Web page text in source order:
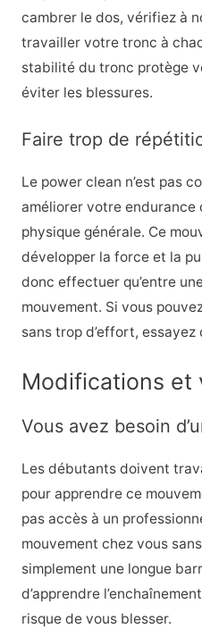
cambrer le dos, vérifiez à
travailler votre tronc à
stabilité du tronc protège
éviter les blessures.
Faire trop de
Le power clean n’est pas
améliorer votre endurance
physique générale. Ce
développer la force et la
donc effectuer qu’entre
mouvement. Si vous
sans trop d’effort, essayez
Modifications et
Vous avez besoin
Les débutants doivent
pour apprendre ce
pas accès à un
mouvement chez vous
simplement une longue
d’apprendre
risque de vous blesser.